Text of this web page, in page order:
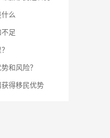
么
足
和风险？
得移民优势